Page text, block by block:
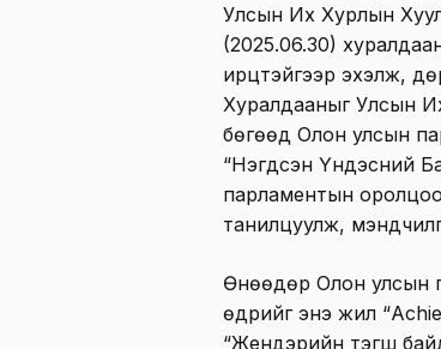
Улсын Их Хурлын
(2025.06.30)
ирцтэйгээр эхэлж,
Хуралдааныг Улсын
бөгөөд Олон улсын
“Нэгдсэн Үндэсний
парламентын оролцоог
танилцуулж,
Өнөөдөр Олон улсын
өдрийг энэ жил
“Жендэрийн тэгш